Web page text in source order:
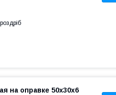
на оправке 50x30x6